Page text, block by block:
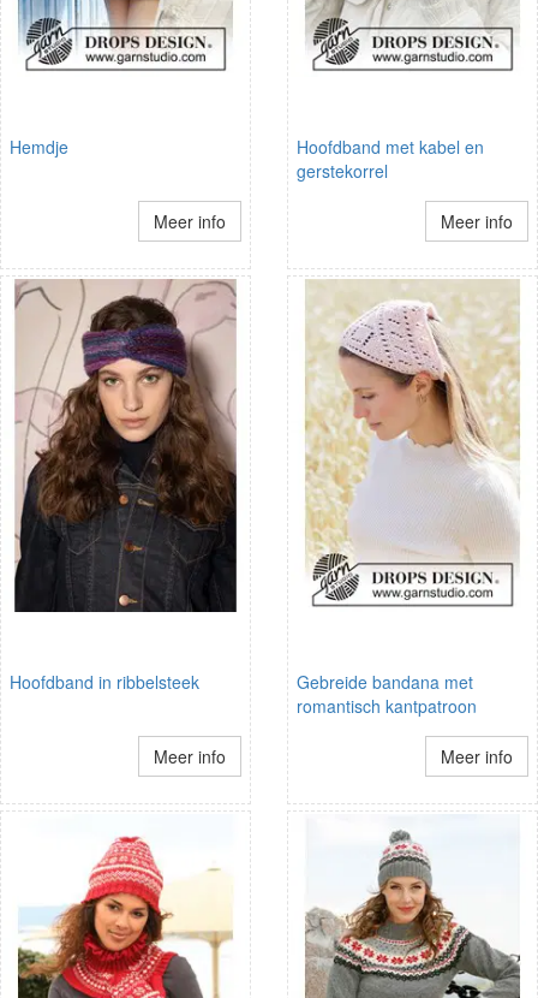
Hemdje
Meer info
Hoofdband met kabel en
gerstekorrel
Meer info
Hoofdband in ribbelsteek
Meer info
Gebreide bandana met
romantisch kantpatroon
Meer info